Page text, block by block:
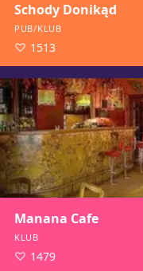
Schody Donikąd
PUB/KLUB
1513
Manana Cafe
KLUB
1479